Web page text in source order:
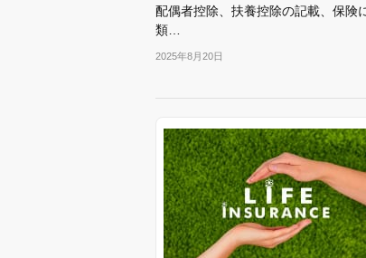
配偶者控除、扶養控除の記載、保険
類…
2025年8月20日